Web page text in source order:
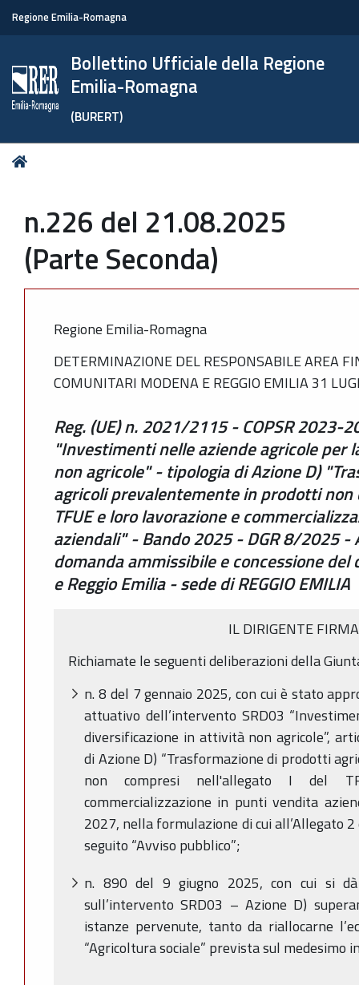
Regione Emilia-Romagna
Bollettino Ufficiale della Regione
Emilia-Romagna
(BURERT)
Tu
n.226 del 21.08.2025
(Parte Seconda)
Regione Emilia-Romagna
DETERMINAZIONE DEL RESPONSABILE AREA
COMUNITARI MODENA E REGGIO EMILIA 31
Reg. (UE) n. 2021/2115 - COPSR 2023-
"Investimenti nelle aziende agricole per
non agricole" - tipologia di Azione D)
agricoli prevalentemente in prodotti
TFUE e loro lavorazione e
aziendali" - Bando 2025 - DGR 8/2025 -
domanda ammissibile e concessione
e Reggio Emilia - sede di REGGIO EMILIA
IL DIRIGENTE
Richiamate le seguenti deliberazioni della
n. 8 del 7 gennaio 2025, con cui è stato
attuativo dell’intervento SRD03
diversificazione in attività non agricole”,
di Azione D) “Trasformazione di prodotti
non compresi nell'allegato I del
commercializzazione in punti vendita
2027, nella formulazione di cui all’Allegato
seguito “Avviso pubblico”;
n. 890 del 9 giugno 2025, con cui si
sull’intervento SRD03 – Azione D)
istanze pervenute, tanto da riallocarne
“Agricoltura sociale” prevista sul medesimo